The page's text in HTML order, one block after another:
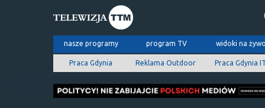
nasze programy program TV widoki na
Praca Gdynia Reklama Outdoor Praca Gdynia